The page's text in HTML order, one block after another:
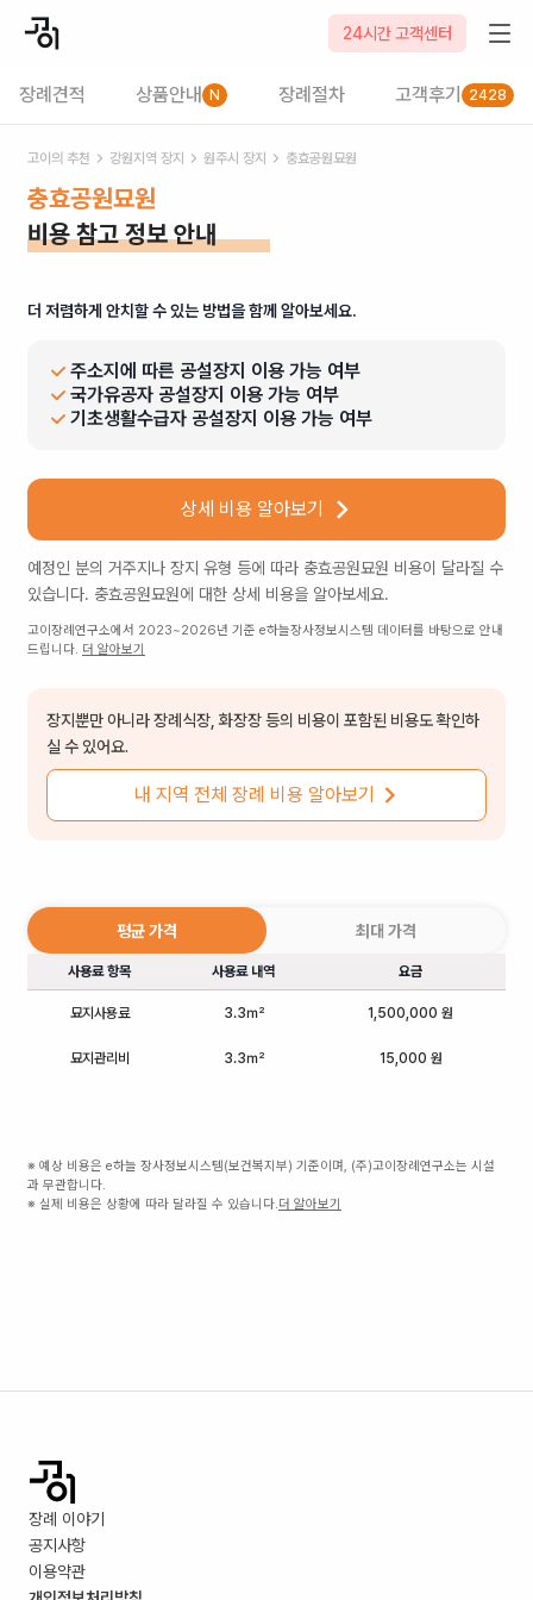
24시간 고객센터
장례견적 상품안내 N 장례절차 고객후기 2428
고이의 추천 강원지역 장지 원주시 장지 충효공원묘원
충효공원묘원
비용 참고 정보 안내
더 저렴하게 안치할 수 있는 방법을 함께 알아보세요.
주소지에 따른 공설장지 이용 가능 여부
국가유공자 공설장지 이용 가능 여부
기초생활수급자 공설장지 이용 가능 여부
상세 비용 알아보기
예정인 분의 거주지나 장지 유형 등에 따라 충효공원묘원 비용이 달라질 수
있습니다. 충효공원묘원에 대한 상세 비용을 알아보세요.
고이장례연구소에서 2023~2026년 기준 e하늘장사정보시스템 데이터를 바탕으로 안내
드립니다. 더 알아보기
장지뿐만 아니라 장례식장, 화장장 등의 비용이 포함된 비용도 확인하
실 수 있어요.
내 지역 전체 장례 비용 알아보기
평균 가격 최대 가격
사용료 항목 사용료 내역 요금
묘지사용료 3.3㎡ 1,500,000 원
묘지관리비 3.3㎡ 15,000 원
※ 예상 비용은 e하늘 장사정보시스템(보건복지부) 기준이며, (주)고이장례연구소는 시설
과 무관합니다.
※ 실제 비용은 상황에 따라 달라질 수 있습니다.더 알아보기
장례 이야기
공지사항
이용약관